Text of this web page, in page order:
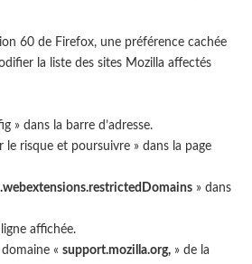
60 de Firefox, une préférence cachée
la liste des sites Mozilla affectés
» dans la barre d’adresse.
le risque et poursuivre » dans la page
» dans
affichée.
domaine «support.mozilla.org, » de la